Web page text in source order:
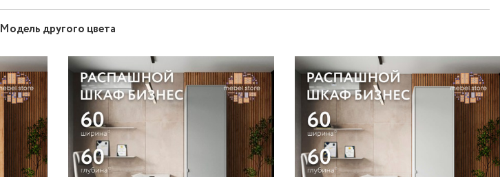
Модель другого цвета